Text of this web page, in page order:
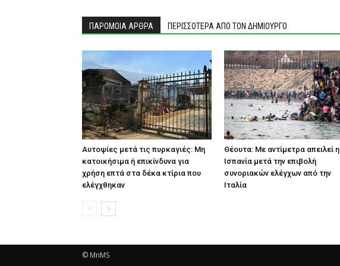
ΠΑΡΟΜΟΙΑ ΑΡΘΡΑ ΠΕΡΙΣΣΟΤΕΡΑ ΑΠΟ ΤΟΝ ΔΗΜΙΟΥΡΓΟ
Αυτοψίες μετά τις πυρκαγιές: Μη
κατοικήσιμα ή επικίνδυνα για
χρήση επτά στα δέκα κτίρια που
ελέγχθηκαν
Θέουτα: Με αντίμετρα απειλεί η
Ισπανία μετά την επιβολή
συνοριακών ελέγχων από την
Ιταλία
© MnMS